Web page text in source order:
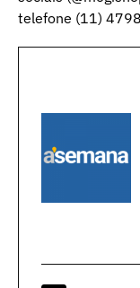
telefone (11)